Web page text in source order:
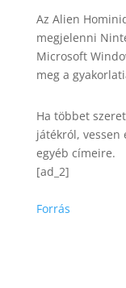
Az Alien
megjelenni
Microsoft
meg a
Ha többet
játékról, vessen
egyéb címeire.
[ad_2]
Forrás